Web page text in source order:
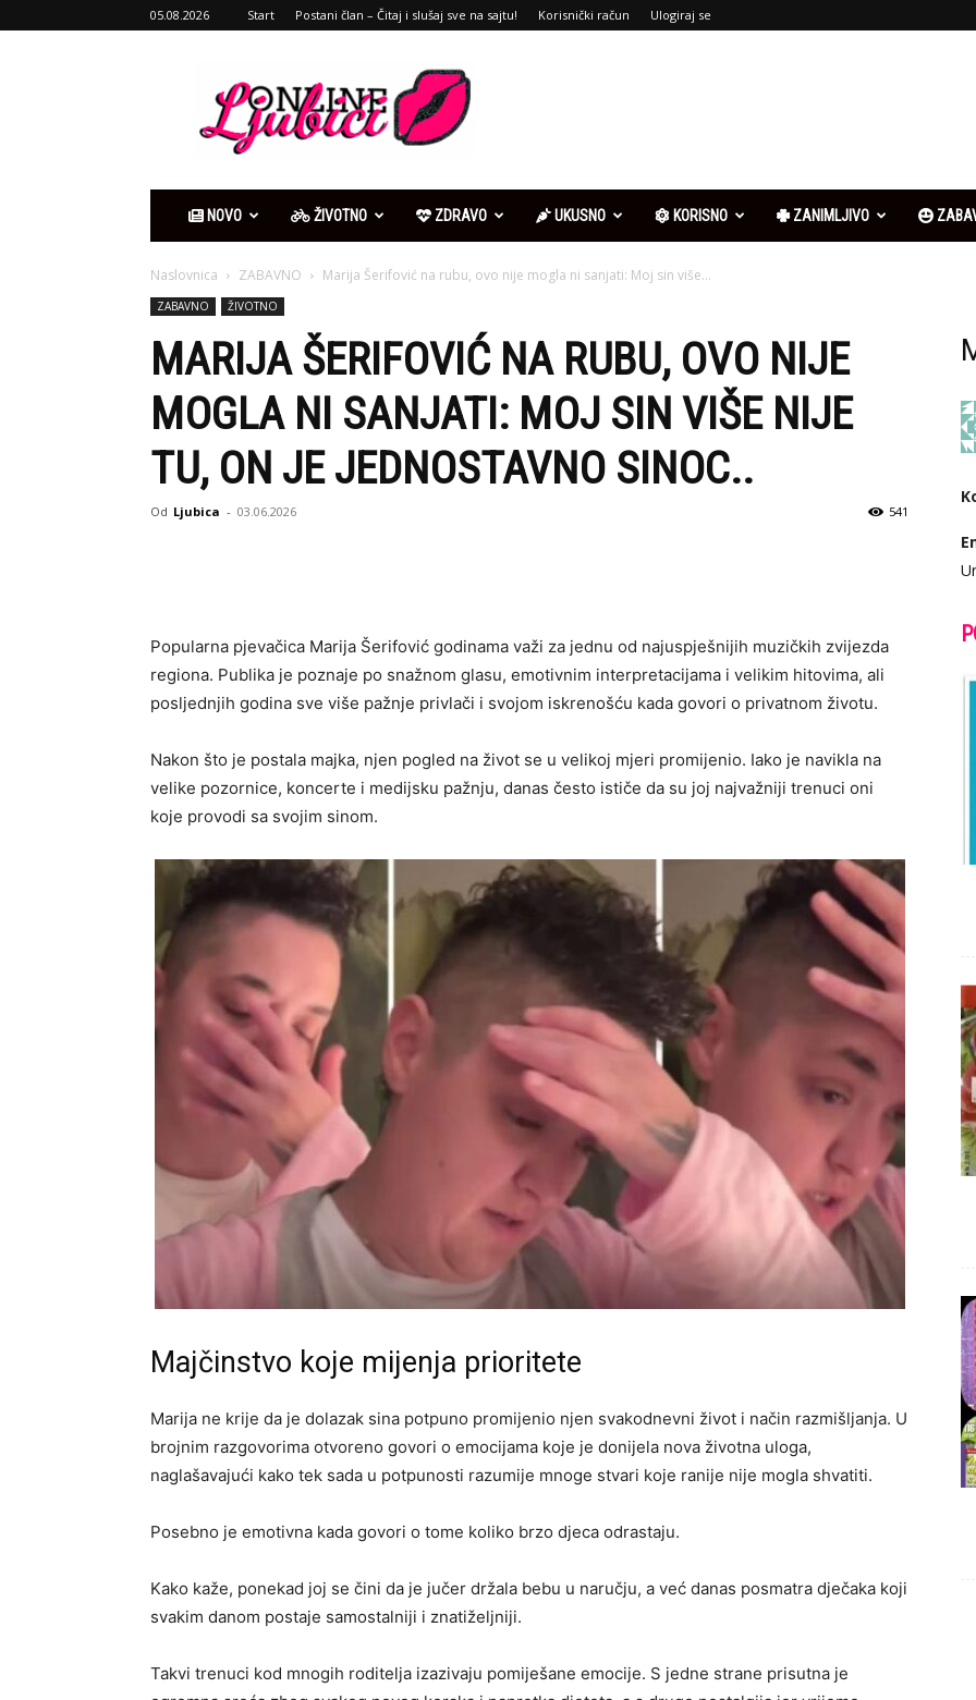
05.08.2026 Start Postani član – Čitaj i slušaj sve na sajtu! Korisnički račun Ulogiraj se
online
NOVO ŽIVOTNO ZDRAVO UKUSNO KORISNO ZANIMLJIVO
Naslovnica ZABAVNO Marija Šerifović na rubu, ovo nije mogla ni sanjati: Moj sin više...
ZABAVNO ŽIVOTNO
MARIJA ŠERIFOVIĆ NA RUBU, OVO NIJE
MOGLA NI SANJATI: MOJ SIN VIŠE NIJE
TU, ON JE JEDNOSTAVNO SINOC..
Od Ljubica - 03.06.2026 541
Popularna pjevačica Marija Šerifović godinama važi za jednu od najuspješnijih muzičkih zvijezda
regiona. Publika je poznaje po snažnom glasu, emotivnim interpretacijama i velikim hitovima, ali
posljednjih godina sve više pažnje privlači i svojom iskrenošću kada govori o privatnom životu.
Nakon što je postala majka, njen pogled na život se u velikoj mjeri promijenio. Iako je navikla na
velike pozornice, koncerte i medijsku pažnju, danas često ističe da su joj najvažniji trenuci oni
koje provodi sa svojim sinom.
Majčinstvo koje mijenja prioritete
Marija ne krije da je dolazak sina potpuno promijenio njen svakodnevni život i način razmišljanja. U
brojnim razgovorima otvoreno govori o emocijama koje je donijela nova životna uloga,
naglašavajući kako tek sada u potpunosti razumije mnoge stvari koje ranije nije mogla shvatiti.
Posebno je emotivna kada govori o tome koliko brzo djeca odrastaju.
Kako kaže, ponekad joj se čini da je jučer držala bebu u naručju, a već danas posmatra dječaka koji
svakim danom postaje samostalniji i znatiželjniji.
Takvi trenuci kod mnogih roditelja izazivaju pomiješane emocije. S jedne strane prisutna je